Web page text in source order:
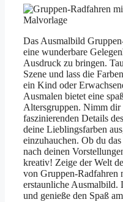
Das Ausmalbild
eine wunderbare
Ausdruck zu bringen.
Szene und lass die
ein Kind oder
Ausmalen bietet eine
Altersgruppen. Nimm
faszinierenden Details
deine Lieblingsfarben
einzuhauchen. Ob du
nach deinen
kreativ! Zeige der Welt
von Gruppen-Radfahren
erstaunliche Ausmalbild.
und genieße den Spaß